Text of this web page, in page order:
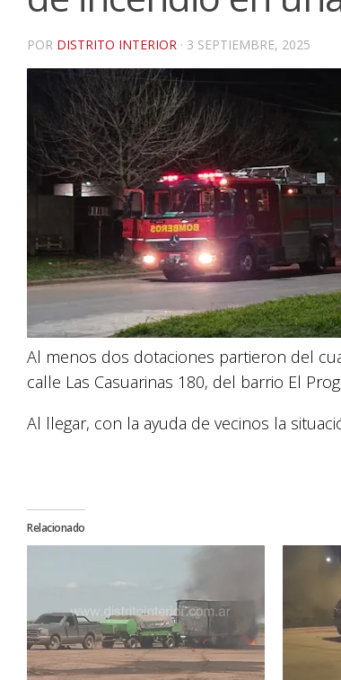
POR DISTRITO INTERIOR · 3 SEPTIEMBRE, 2025
Al menos dos dotaciones partieron del
calle Las Casuarinas 180, del barrio El
Al llegar, con la ayuda de vecinos la
Relacionado